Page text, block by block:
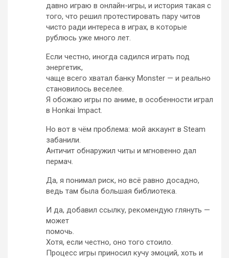
давно играю в онлайн-игры, и история такая с
того, что решил протестировать пару читов
чисто ради интереса в играх, в которые
рублюсь уже много лет.
Если честно, иногда садился играть под
энергетик,
чаще всего хватал банку Monster — и реально
становилось веселее.
Я обожаю игры по аниме, в особенности играл
в Honkai Impact.
Но вот в чём проблема: мой аккаунт в Steam
забанили.
Античит обнаружил читы и мгновенно дал
пермач.
Да, я понимал риск, но всё равно досадно,
ведь там была большая библиотека.
И да, добавил ссылку, рекомендую глянуть —
может
помочь.
Хотя, если честно, оно того стоило.
Процесс игры приносил кучу эмоций, хоть и